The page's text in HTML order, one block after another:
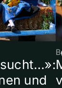
und